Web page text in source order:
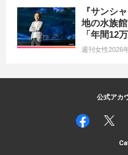
『サンシ
地の水族
「年間12
週刊女性2026
公式アカ